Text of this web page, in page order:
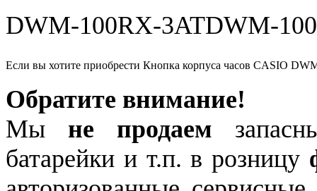
DWM-100RX-3ATDWM-
Если вы хотите приобрести Кнопка корпуса часов CASIO
Обратите внимание!
Мы не продаем
батарейки и т.п. в розницу